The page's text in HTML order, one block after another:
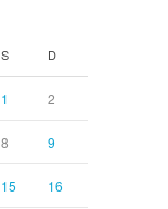
S D
1 2
8 9
15 16